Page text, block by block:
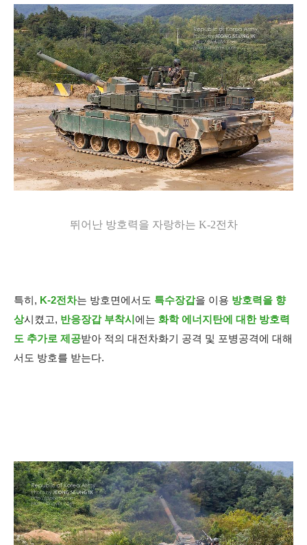
뛰어난 방호력을 자랑하는 K-2전차
특히, K-2전차는 방호면에서도 특수장갑을 이용 방호력을 향
상시켰고, 반응장갑 부착시에는 화학 에너지탄에 대한 방호력
도 추가로 제공받아 적의 대전차화기 공격 및 포병공격에 대해
서도 방호를 받는다.